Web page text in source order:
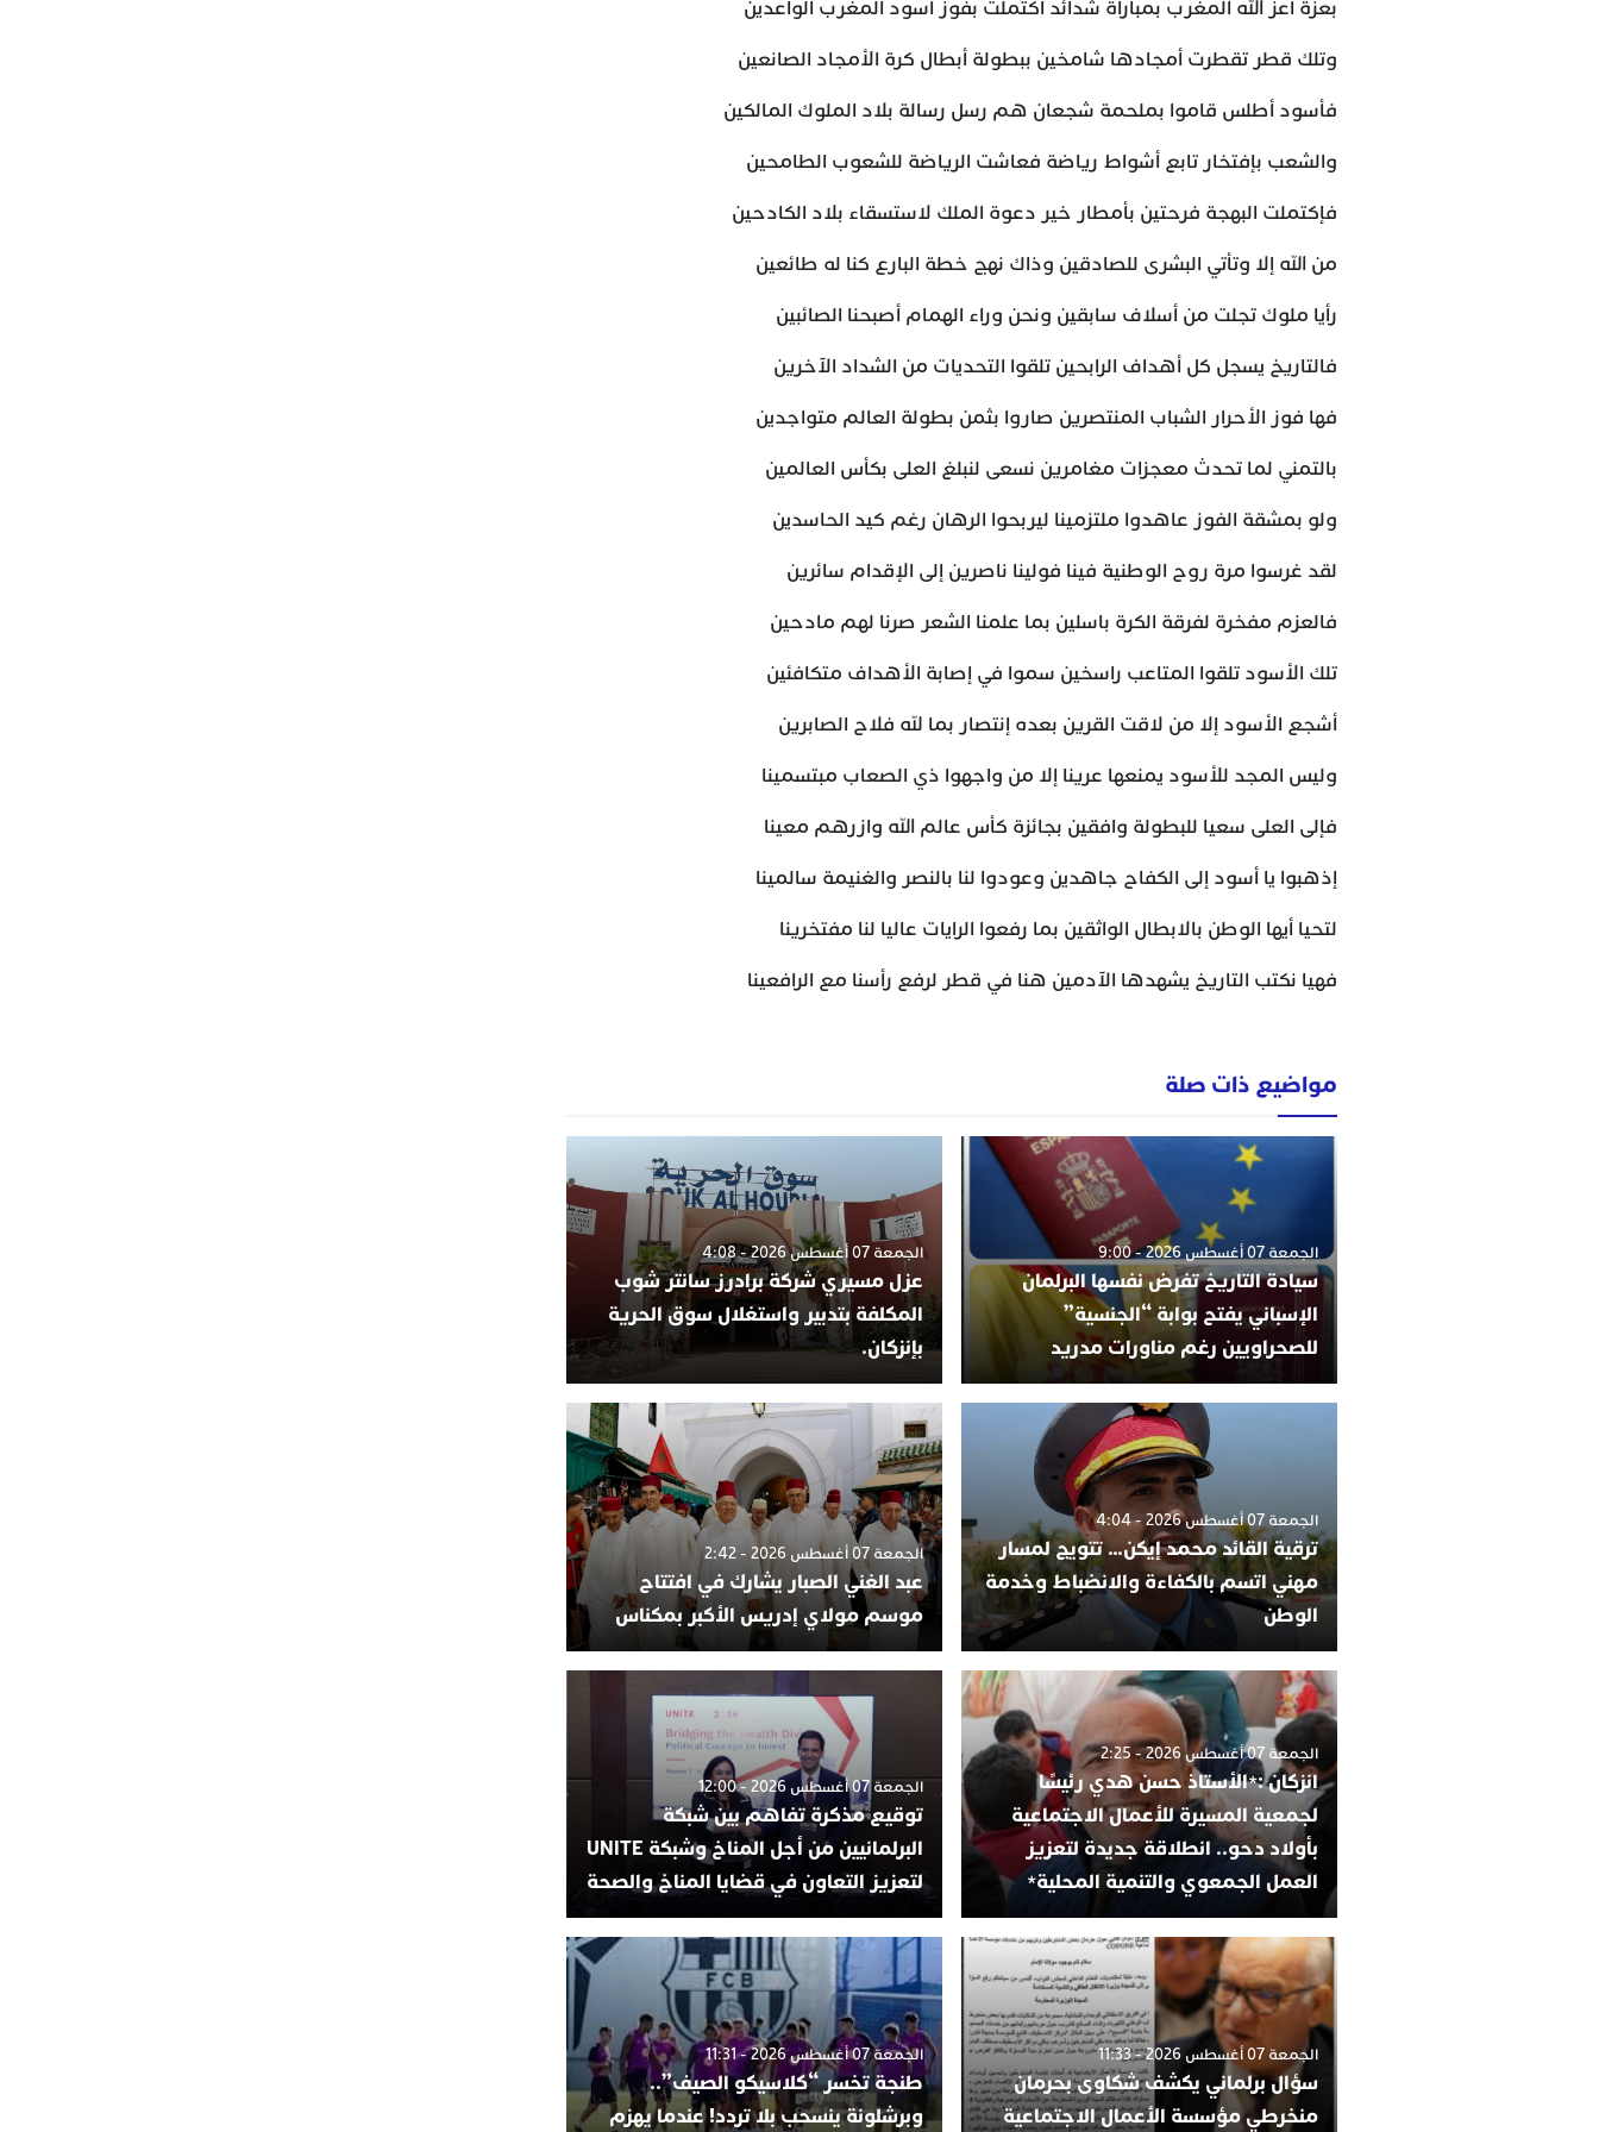
بعزة أعز الله المغرب بمباراة شدائد اكتملت بفوز أسود المغرب الواعدين
وتلك قطر تقطرت أمجادها شامخين ببطولة أبطال كرة الأمجاد الصانعين
فأسود أطلس قاموا بملحمة شجعان هم رسل رسالة بلاد الملوك المالكين
والشعب بإفتخار تابع أشواط رياضة فعاشت الرياضة للشعوب الطامحين
فإكتملت البهجة فرحتين بأمطار خير دعوة الملك لاستسقاء بلاد الكادحين
من الله إلا وتأتي البشرى للصادقين وذاك نهج خطة البارع كنا له طائعين
رأيا ملوك تجلت من أسلاف سابقين ونحن وراء الهمام أصبحنا الصائبين
فالتاريخ يسجل كل أهداف الرابحين تلقوا التحديات من الشداد الآخرين
فها فوز الأحرار الشباب المنتصرين صاروا بثمن بطولة العالم متواجدين
بالتمني لما تحدث معجزات مغامرين نسعى لنبلغ العلى بكأس العالمين
ولو بمشقة الفوز عاهدوا ملتزمينا ليربحوا الرهان رغم كيد الحاسدين
لقد غرسوا مرة روح الوطنية فينا فولينا ناصرين إلى الإقدام سائرين
فالعزم مفخرة لفرقة الكرة باسلين بما علمنا الشعر صرنا لهم مادحين
تلك الأسود تلقوا المتاعب راسخين سموا في إصابة الأهداف متكافئين
أشجع الأسود إلا من لاقت القرين بعده إنتصار بما لله فلاح الصابرين
وليس المجد للأسود يمنعها عرينا إلا من واجهوا ذي الصعاب مبتسمينا
فإلى العلى سعيا للبطولة وافقين بجائزة كأس عالم الله وازرهم معينا
إذهبوا يا أسود إلى الكفاح جاهدين وعودوا لنا بالنصر والغنيمة سالمينا
لتحيا أيها الوطن بالابطال الواثقين بما رفعوا الرايات عاليا لنا مفتخرينا
فهيا نكتب التاريخ يشهدها الآدمين هنا في قطر لرفع رأسنا مع الرافعينا
مواضيع ذات صلة
الجمعة 07 أغسطس 2026 - 9:00
سيادة التاريخ تفرض نفسها البرلمان
الإسباني يفتح بوابة “الجنسية”
للصحراويين رغم مناورات مدريد
الجمعة 07 أغسطس 2026 - 4:08
عزل مسيري شركة برادرز سانتر شوب
المكلفة بتدبير واستغلال سوق الحرية
بإنزكان.
الجمعة 07 أغسطس 2026 - 4:04
ترقية القائد محمد إيكن… تتويج لمسار
مهني اتسم بالكفاءة والانضباط وخدمة
الوطن
الجمعة 07 أغسطس 2026 - 2:42
عبد الغني الصبار يشارك في افتتاح
موسم مولاي إدريس الأكبر بمكناس
الجمعة 07 أغسطس 2026 - 2:25
انزكان :*الأستاذ حسن هدي رئيسًا
لجمعية المسيرة للأعمال الاجتماعية
بأولاد دحو.. انطلاقة جديدة لتعزيز
العمل الجمعوي والتنمية المحلية*
الجمعة 07 أغسطس 2026 - 12:00
توقيع مذكرة تفاهم بين شبكة
البرلمانيين من أجل المناخ وشبكة UNITE
لتعزيز التعاون في قضايا المناخ والصحة
الجمعة 07 أغسطس 2026 - 11:33
سؤال برلماني يكشف شكاوى بحرمان
منخرطي مؤسسة الأعمال الاجتماعية
الجمعة 07 أغسطس 2026 - 11:31
طنجة تخسر “كلاسيكو الصيف”..
وبرشلونة ينسحب بلا تردد! عندما يهزم